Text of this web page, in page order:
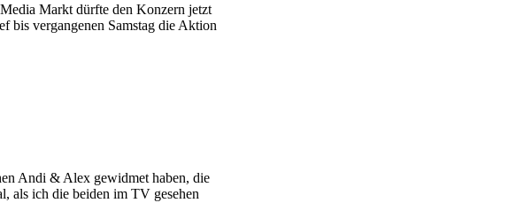
Markt dürfte den Konzern jetzt
bis vergangenen Samstag die Aktion
Andi & Alex gewidmet haben, die
als ich die beiden im TV gesehen